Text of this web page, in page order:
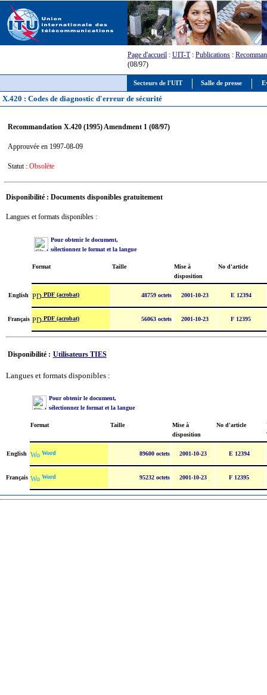
Secteurs de l'UIT Salle de presse
Page d'accueil : UIT-T: Publications :
(08/97)
X.420 : Codes de diagnostic d'erreur de sécurité
Recommandation X.420 (1995) Amendment 1 (08/97)
Approuvée en 1997-08-09
Statut : Obsolète
Disponibilité : Documents disponibles gratuitement
Langues et formats disponibles :
Pour obtenir le document,
sélectionnez le format et la langue
Format Taille
Mise à
disposition
No d'article
English PDF (acrobat) 48759 octets 2001-10-23 E 12394
Français PDF (acrobat) 56063 octets 2001-10-23 F 12395
Disponibilité : Utilisateurs TIES
Langues et formats disponibles :
Pour obtenir le document,
sélectionnez le format et la langue
Format Taille
Mise à
disposition
No d'article
English Word 89600 octets 2001-10-23 E 12394
Français Word 95232 octets 2001-10-23 F 12395